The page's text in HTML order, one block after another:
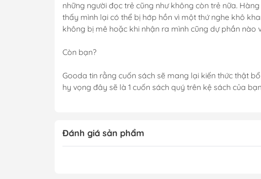
những người đọc trẻ cũng như không còn trẻ nữa.
thấy mình lại có thể bị hớp hồn vì một thứ nghe khô
không bị mê hoặc khi nhận ra mình cũng dự phần nào
Còn bạn?
Gooda tin rằng cuốn sách sẽ mang lại kiến thức thật
hy vọng đây sẽ là 1 cuốn sách quý trên kệ sách của
Đánh giá sản phẩm